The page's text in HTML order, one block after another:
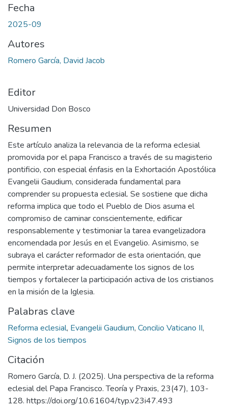
Fecha
2025-09
Autores
Romero García, David Jacob
Editor
Universidad Don Bosco
Resumen
Este artículo analiza la relevancia de la reforma eclesial
promovida por el papa Francisco a través de su magisterio
pontificio, con especial énfasis en la Exhortación Apostólica
Evangelii Gaudium, considerada fundamental para
comprender su propuesta eclesial. Se sostiene que dicha
reforma implica que todo el Pueblo de Dios asuma el
compromiso de caminar conscientemente, edificar
responsablemente y testimoniar la tarea evangelizadora
encomendada por Jesús en el Evangelio. Asimismo, se
subraya el carácter reformador de esta orientación, que
permite interpretar adecuadamente los signos de los
tiempos y fortalecer la participación activa de los cristianos
en la misión de la Iglesia.
Palabras clave
Reforma eclesial, Evangelii Gaudium, Concilio Vaticano II,
Signos de los tiempos
Citación
Romero García, D. J. (2025). Una perspectiva de la reforma
eclesial del Papa Francisco. Teoría y Praxis, 23(47), 103-
128. https://doi.org/10.61604/typ.v23i47.493